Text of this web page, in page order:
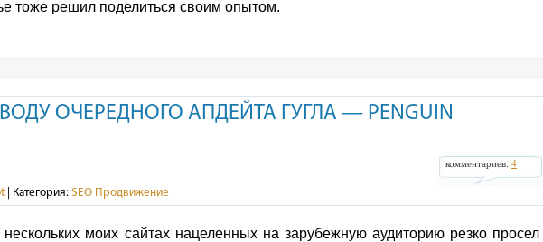
тоже решил поделиться своим опытом.
ОЧЕРЕДНОГО АПДЕЙТА ГУГЛА — PENGUIN
комментариев: 4
| Категория: SEO Продвижение
моих сайтах нацеленных на зарубежную аудиторию резко просел